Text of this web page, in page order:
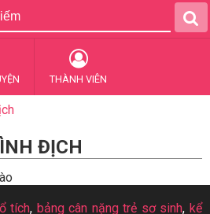
THÀNH VIÊN
ĐỊCH
tích, bảng cân nặng trẻ sơ sinh,kể